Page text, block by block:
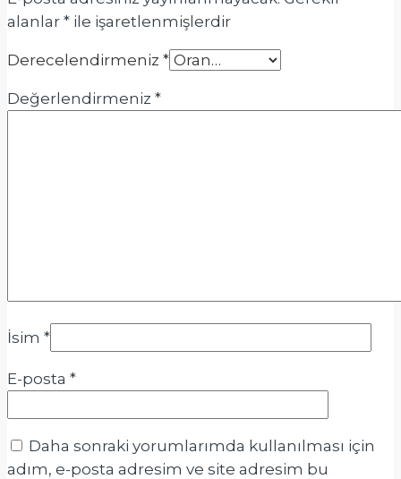
alanlar * ile işaretlenmişlerdir
Derecelendirmeniz *
Değerlendirmeniz *
İsim *
E-posta *
Daha sonraki yorumlarımda kullanılması için
adım, e-posta adresim ve site adresim bu